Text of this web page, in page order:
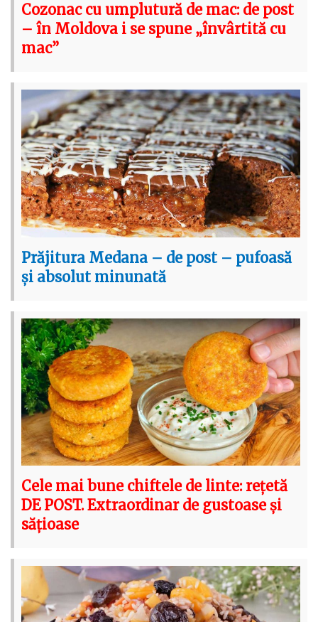
Cozonac cu umplutură de mac: de post
– în Moldova i se spune „învârtită cu
mac”
Prăjitura Medana – de post – pufoasă
și absolut minunată
Cele mai bune chiftele de linte: rețetă
DE POST. Extraordinar de gustoase și
sățioase